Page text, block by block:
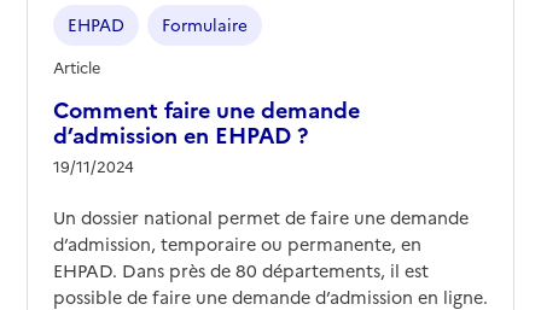
Comment faire une demande
d’admission en EHPAD ?
19/11/2024
EHPAD Formulaire
Article
Un dossier national permet de faire une demande
d’admission, temporaire ou permanente, en
EHPAD. Dans près de 80 départements, il est
possible de faire une demande d’admission en ligne.